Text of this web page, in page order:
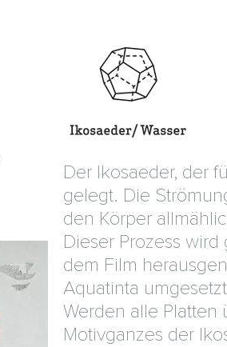
Der Ikosaeder, der
gelegt. Die
den Körper
Dieser Prozess
dem Film
Aquatinta
Werden alle Platten
Motivganzes der